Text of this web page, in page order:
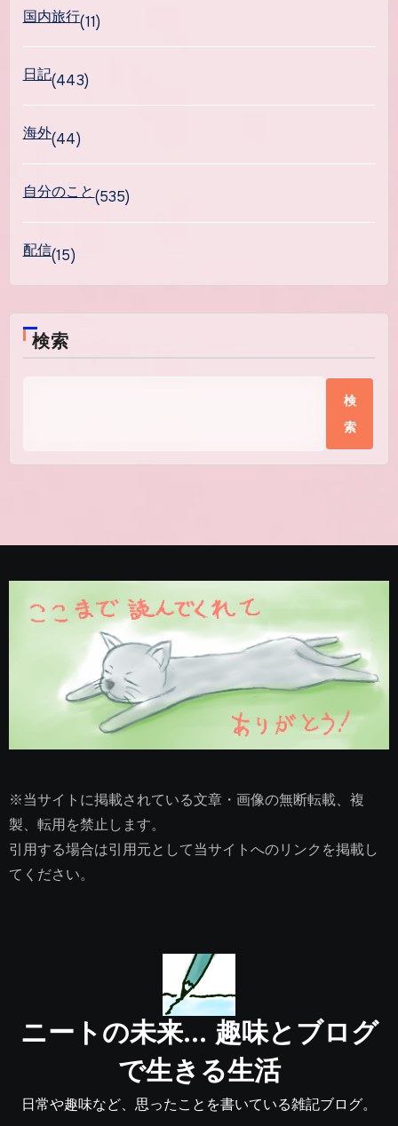
国内旅行(11)
日記(443)
海外(44)
自分のこと(535)
配信(15)
検索
検
索
※当サイトに掲載されている文章・画像の無断転載、複
製、転用を禁止します。
引用する場合は引用元として当サイトへのリンクを掲載し
てください。
ニートの未来… 趣味とブログ
で生きる生活
日常や趣味など、思ったことを書いている雑記ブログ。